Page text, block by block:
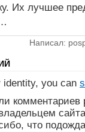
Их лучшее
Написал:
identity, you can
что